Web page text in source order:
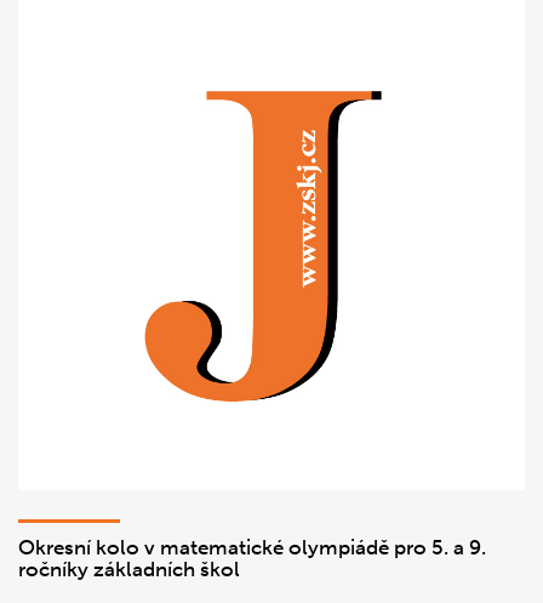
Okresní kolo v matematické olympiádě pro 5. a 9.
ročníky základních škol